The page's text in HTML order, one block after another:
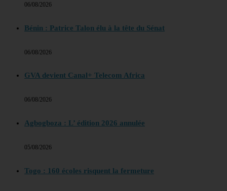
06/08/2026
Bénin : Patrice Talon élu à la tête du Sénat
06/08/2026
GVA devient Canal+ Telecom Africa
06/08/2026
Agbogboza : L’ édition 2026 annulée
05/08/2026
Togo : 160 écoles risquent la fermeture